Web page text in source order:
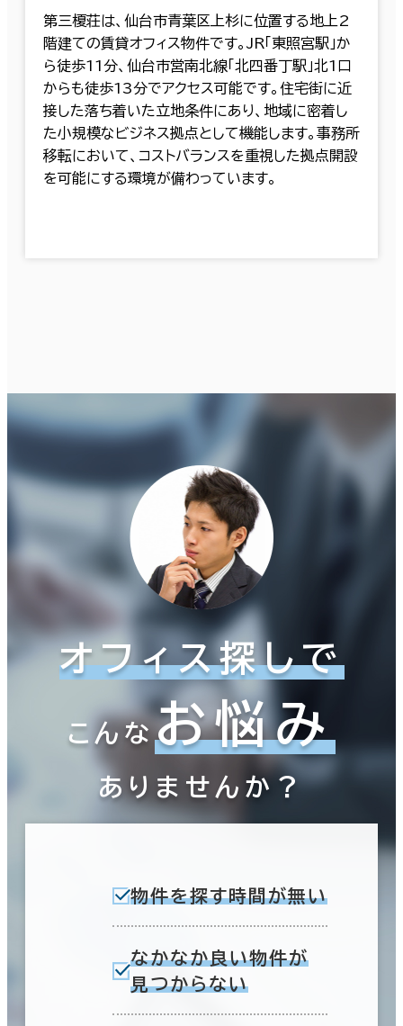
第三榎荘は、仙台市青葉区上杉に位置する地上2
階建ての賃貸オフィス物件です。JR「東照宮駅」か
ら徒歩11分、仙台市営南北線「北四番丁駅」北1口
からも徒歩13分でアクセス可能です。住宅街に近
接した落ち着いた立地条件にあり、地域に密着し
た小規模なビジネス拠点として機能します。事務所
移転において、コストバランスを重視した拠点開設
を可能にする環境が備わっています。
オフィス探しで
こんなお悩み
ありませんか？
物件を探す時間が無い
なかなか良い物件が
見つからない